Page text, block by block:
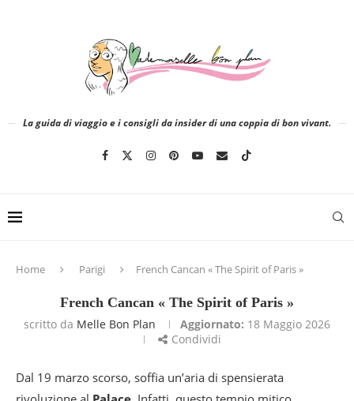
La guida di viaggio e i consigli da insider di una coppia di bon vivant.
Home Parigi French Cancan « The Spirit of Paris »
French Cancan « The Spirit of Paris »
scritto da Melle Bon Plan Aggiornato: 18 Maggio 2026
Condividi
Dal 19 marzo scorso, soffia un’aria di spensierata